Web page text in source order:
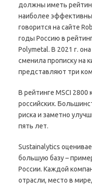
должны иметь
наиболее
говорится на сайте
годы Россию в
Polymetal. В 2021 г.
сменила прописку на
представляют три
В рейтинге MSCI 2800
российских.
риска и заметно
пять лет.
Sustainalytics
большую базу –
России. Каждой
отрасли, место в